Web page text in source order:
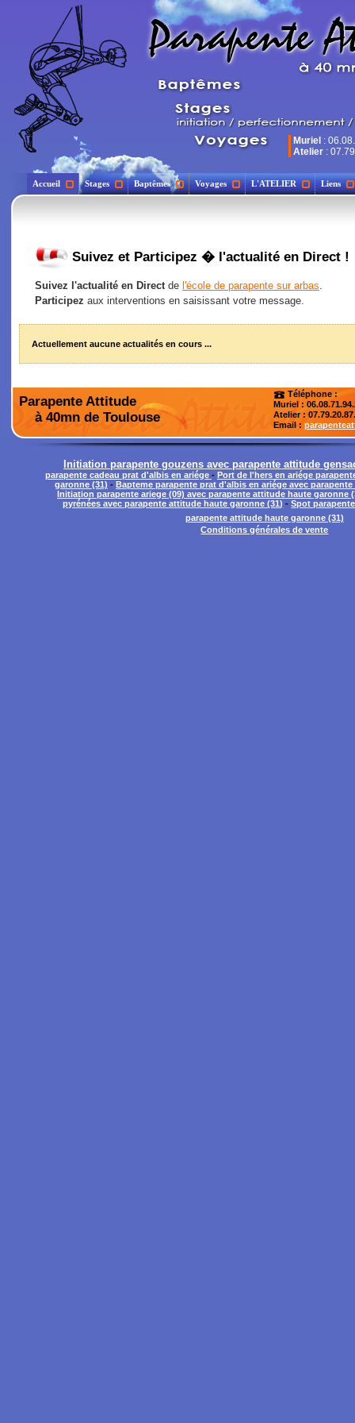
Muriel :
Atelier :
Accueil Stages Baptêmes Voyages L'ATELIER Liens
Suivez et Participez � l'actualité en Direct !
Suivez l'actualité en Directde l'école de parapente sur arbas.
Participez aux interventions en saisissant votre message.
Actuellement aucune actualités en cours ...
Parapente Attitude
à 40mn de Toulouse
Téléphone :
Muriel :
Atelier:
Email :
Initiation parapente gouzens avec parapente attitude
parapente cadeau prat d'albis en ariége - Port de l'hers en ariége
garonne (31) - Bapteme parapente prat d'albis en ariége avec
Initiation parapente ariege (09) avec parapente attitude haute garonne
pyrénées avec parapente attitude haute garonne (31) -Spot
parapente attitude haute garonne (31)
Conditions générales de vente